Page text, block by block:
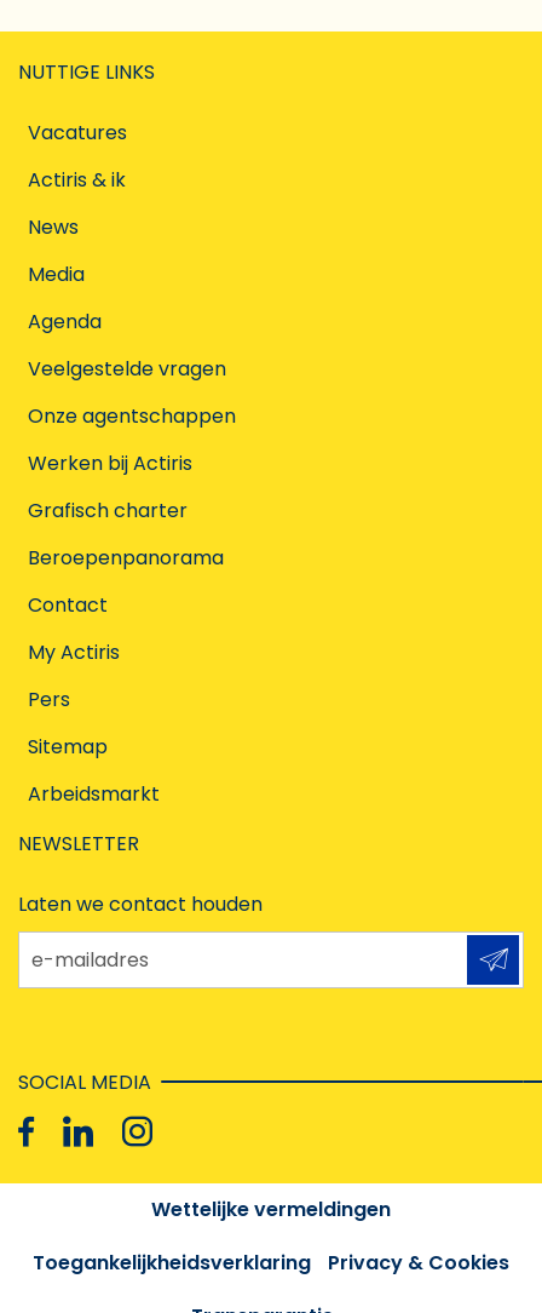
NUTTIGE LINKS
Vacatures
Actiris & ik
News
Media
Agenda
Veelgestelde vragen
Onze agentschappen
Werken bij Actiris
Grafisch charter
Beroepenpanorama
Contact
My Actiris
Pers
Sitemap
Arbeidsmarkt
NEWSLETTER
Laten we contact houden
e-mailadres
SOCIAL MEDIA
Wettelijke vermeldingen
Toegankelijkheidsverklaring
Privacy & Cookies